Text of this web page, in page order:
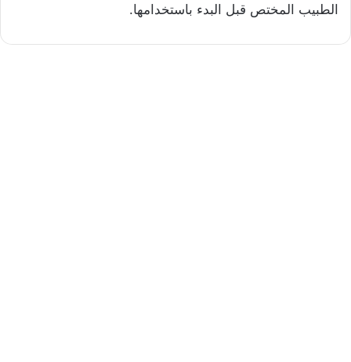
الطبيب المختص قبل البدء باستخدامها.